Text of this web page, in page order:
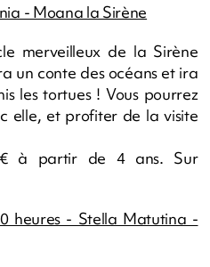
- Moana la Sirène
merveilleux de la Sirène
un conte des océans et ira
les tortues ! Vous pourrez
elle, et profiter de la visite
à partir de 4 ans. Sur
heures - Stella Matutina -